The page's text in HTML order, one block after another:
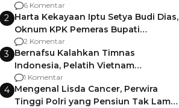
Gagalnya Negara Jamin Keamanan
6 Komentar
2 Harta Kekayaan Iptu Setya Budi Dias,
Oknum KPK Pemeras Bupati
Pemalang
2 Komentar
3 Bernafsu Kalahkan Timnas
Indonesia, Pelatih Vietnam
Berencana Pakai Jimat di Pakansari
1 Komentar
4 Mengenal Lisda Cancer, Perwira
Tinggi Polri yang Pensiun Tak Lama